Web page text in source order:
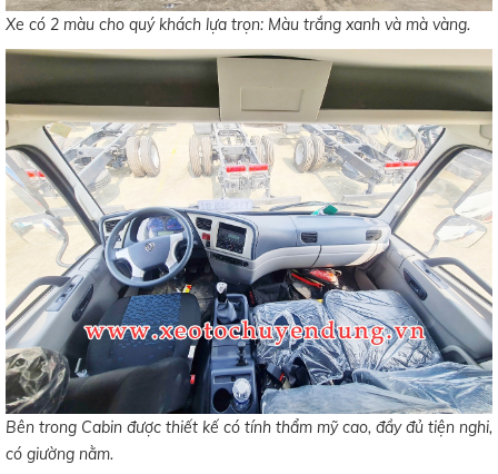
Xe có 2 màu cho quý khách lựa trọn: Màu trắng xanh và mà vàng.
Bên trong Cabin được thiết kế có tính thẩm mỹ cao, đầy đủ tiện nghi,
có giường nằm.